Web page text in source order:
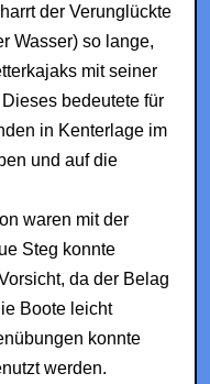
der Verunglückte
Wasser) so lange,
mit seiner
bedeutete für
in Kenterlage im
und auf die
waren mit der
Steg konnte
da der Belag
Boote leicht
konnte
werden.